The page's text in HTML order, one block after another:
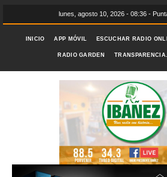
lunes, agosto 10, 2026 - 08:36 -
INICIO APP MÓVIL ESCUCHAR RADIO
RADIO GARDEN TRANSPARENCIA.